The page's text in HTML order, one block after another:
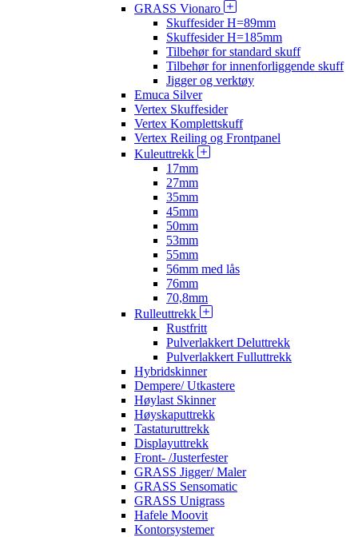
GRASS Vionaro
Skuffesider H=89mm
Skuffesider H=185mm
Tilbehør for standard skuff
Tilbehør for innenforliggende skuff
Jigger og verktøy
Emuca Silver
Vertex Skuffesider
Vertex Komplettskuff
Vertex Reiling og Frontpanel
Kuleuttrekk
17mm
27mm
35mm
45mm
50mm
53mm
55mm
56mm med lås
76mm
70,8mm
Rulleuttrekk
Rustfritt
Pulverlakkert Deluttrekk
Pulverlakkert Fulluttrekk
Hybridskinner
Dempere/ Utkastere
Høylast Skinner
Høyskaputtrekk
Tastaturuttrekk
Displayuttrekk
Front- /Justerfester
GRASS Jigger/ Maler
GRASS Sensomatic
GRASS Unigrass
Hafele Moovit
Kontorsystemer